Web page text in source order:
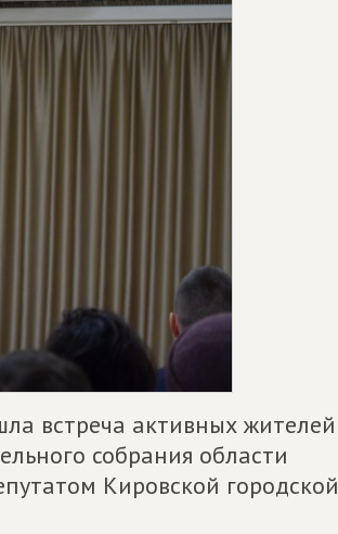
встреча активных жителей
собрания области
Кировской городской